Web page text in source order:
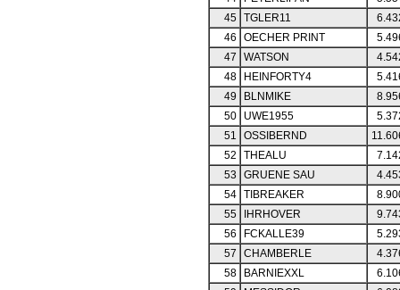
45
TGLER11
46
OECHER PRINT
47
WATSON
48
HEINFORTY4
49
BLNMIKE
50
UWE1955
51
OSSIBERND
52
THEALU
53
GRUENE SAU
54
TIBREAKER
55
IHRHOVER
56
FCKALLE39
57
CHAMBERLE
58
BARNIEXXL